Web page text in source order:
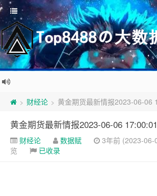
> 财经论 > 黄金期货最新情报2023-06-06
黄金期货最新情报2023-06-06
财经论 数据赋 3年前 (2023-06-
览
已收录